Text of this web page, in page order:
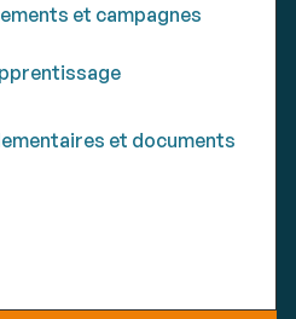
et campagnes
et documents